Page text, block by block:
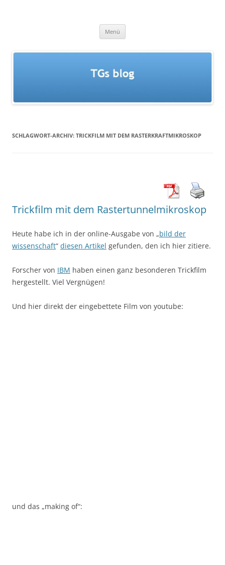
Menü
SCHLAGWORT-ARCHIV: TRICKFILM MIT DEM RASTERKRAFTMIKROSKOP
Trickfilm mit dem Rastertunnelmikroskop
Heute habe ich in der online-Ausgabe von „bild der
wissenschaft“ diesen Artikel gefunden, den ich hier zitiere.
Forscher von IBM haben einen ganz besonderen Trickfilm
hergestellt. Viel Vergnügen!
Und hier direkt der eingebettete Film von youtube:
und das „making of“: